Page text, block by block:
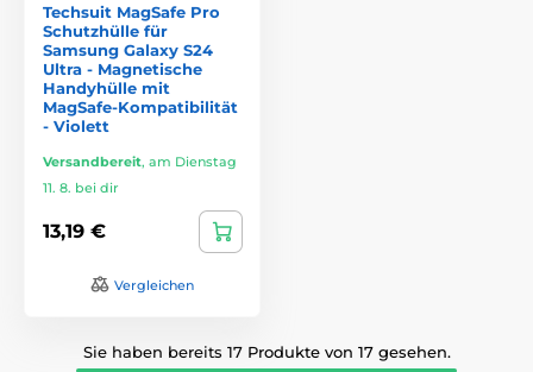
Techsuit MagSafe Pro
Schutzhülle für
Samsung Galaxy S24
Ultra - Magnetische
Handyhülle mit
MagSafe-Kompatibilität
- Violett
Versandbereit, am Dienstag
11. 8. bei dir
13,19 €
Vergleichen
Sie haben bereits 17 Produkte von 17 gesehen.